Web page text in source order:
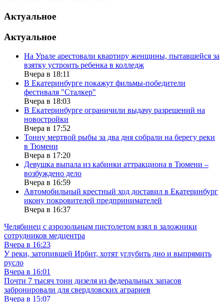
Актуальное
Актуальное
На Урале арестовали квартиру женщины, пытавшейся за
взятку устроить ребенка в колледж
Вчера в 18:11
В Екатеринбурге покажут фильмы-победители
фестиваля "Сталкер"
Вчера в 18:03
В Екатеринбурге ограничили выдачу разрешений на
новостройки
Вчера в 17:52
Тонну мертвой рыбы за два дня собрали на берегу реки
в Тюмени
Вчера в 17:20
Девушка выпала из кабинки аттракциона в Тюмени –
возбуждено дело
Вчера в 16:59
Автомобильный крестный ход доставил в Екатеринбург
икону покровителей предпринимателей
Вчера в 16:37
Челябинец с аэрозольным пистолетом взял в заложники
сотрудников медцентра
Вчера в 16:23
У реки, затопившей Ирбит, хотят углубить дно и выпрямить
русло
Вчера в 16:01
Почти 7 тысяч тонн дизеля из федеральных запасов
забронировали для свердловских аграриев
Вчера в 15:07